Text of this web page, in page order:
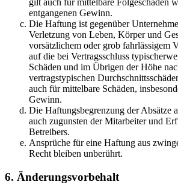
gilt auch für mittelbare Folgeschäden
entgangenen Gewinn.
Die Haftung ist gegenüber
Verletzung von Leben, Körper und
vorsätzlichem oder grob fahrlässigem
auf die bei Vertragsschluss
Schäden und im Übrigen der Höhe
vertragstypischen
auch für mittelbare Schäden,
Gewinn.
Die Haftungsbegrenzung der Absätze
auch zugunsten der Mitarbeiter und
Betreibers.
Ansprüche für eine Haftung aus
Recht bleiben unberührt.
6. Änderungsvorbehalt